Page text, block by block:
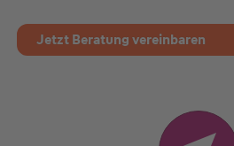
Jetzt Beratung vereinbaren